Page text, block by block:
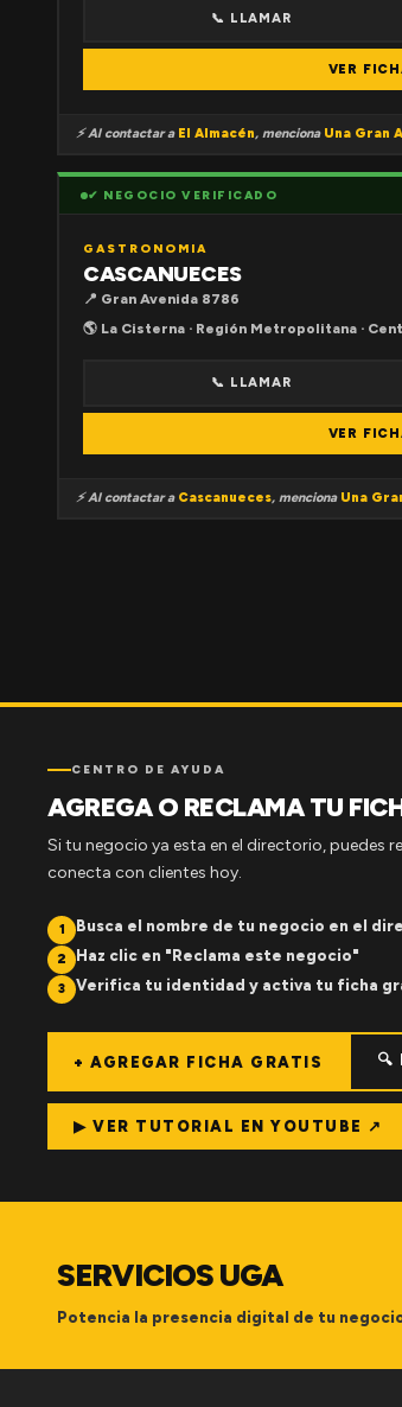
📞 LLAMAR
VER
⚡ Al contactar a El Almacén, menciona Una Gran
✔ NEGOCIO VERIFICADO
GASTRONOMIA
CASCANUECES
📍 Gran Avenida 8786
🌎 La Cisterna · Región Metropolitana ·
📞 LLAMAR
VER
⚡ Al contactar a Cascanueces, menciona Una
CENTRO DE AYUDA
AGREGA O RECLAMA TU
Si tu negocio ya esta en el directorio, puedes
conecta con clientes hoy.
1 Busca el nombre de tu negocio en el
2 Haz clic en "Reclama este negocio"
3 Verifica tu identidad y activa tu ficha
+ AGREGAR FICHA GRATIS 🔍
▶ VER TUTORIAL EN YOUTUBE ↗
SERVICIOS UGA
Potencia la presencia digital de tu